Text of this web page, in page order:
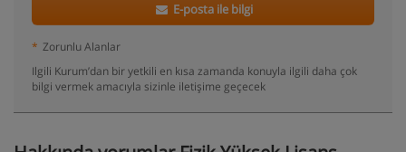
E-posta ile bilgi
* Zorunlu Alanlar
Ilgili Kurum’dan bir yetkili en kısa zamanda konuyla ilgili daha çok
bilgi vermek amacıyla sizinle iletişime geçecek